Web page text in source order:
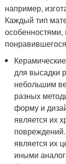
например,
Каждый тип
особенностями,
для высадки
небольшим
разных
форму и
является их
является их
иными